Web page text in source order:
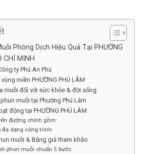
Phòng Dịch Hiệu Quả Tại PHƯỜNG
CHÍ MINH
ty Phú An Phú
miền PHƯỜNG PHÚ LÂM
muỗi đối với sức khỏe & đời sống
muỗi tại Phường Phú Lâm
động tại PHƯỜNG PHÚ LÂM
đường chính gồm:
đa dạng công trình:
muỗi & Bảng giá tham khảo
phun muỗi chuẩn 5 bước